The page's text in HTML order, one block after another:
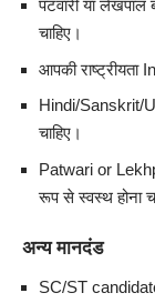
पटवारी या
चाहिए।
आपकीराष्ट्रीयता
Hindi/Sanskrit/
चाहिए।
Patwari or
रूप से स्वस्थ होना
अन्य मानदंड
SC/ST